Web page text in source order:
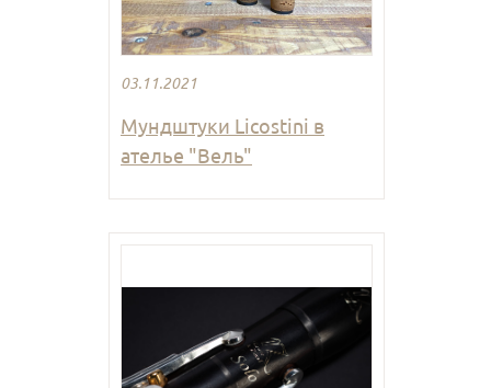
03.11.2021
Мундштуки Licostini в
ателье "Вель"